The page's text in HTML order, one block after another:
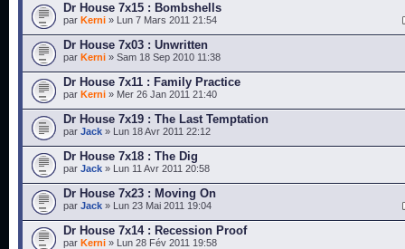
Dr House 7x15 : Bombshells
par Kerni » Lun 7 Mars 2011 21:54
Dr House 7x03 : Unwritten
par Kerni » Sam 18 Sep 2010 11:38
Dr House 7x11 : Family Practice
par Kerni » Mer 26 Jan 2011 21:40
Dr House 7x19 : The Last Temptation
par Jack » Lun 18 Avr 2011 22:12
Dr House 7x18 : The Dig
par Jack » Lun 11 Avr 2011 20:58
Dr House 7x23 : Moving On
par Jack » Lun 23 Mai 2011 19:04
Dr House 7x14 : Recession Proof
par Kerni » Lun 28 Fév 2011 19:58